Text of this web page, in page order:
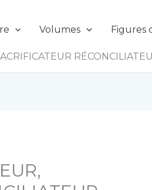
Volumes Figures